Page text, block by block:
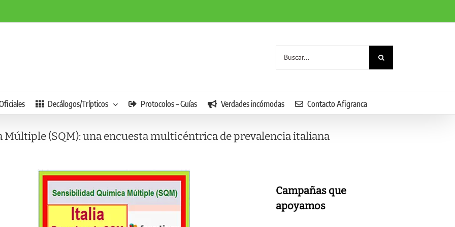
Decálogos/Trípticos Protocolos – Guías Verdades incómodas Contacto Afigranca
Múltiple (SQM): una encuesta multicéntrica de prevalencia italiana
Campañas que
apoyamos